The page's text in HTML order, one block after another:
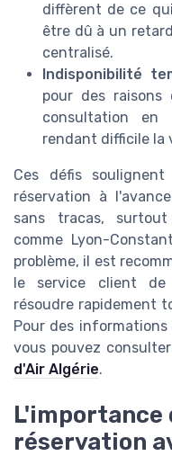
diffèrent de ce
être dû à un
centralisé.
Indisponibilité
pour des raisons
consultation en
rendant difficile la
Ces défis
réservation à
sans tracas,
comme Lyon-
problème, il est
le service client de
résoudre rapidement
Pour des
vous pouvez
d'Air Algérie.
L'importance
réservation